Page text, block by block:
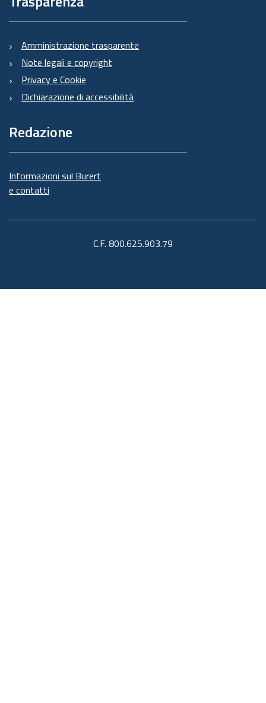
Amministrazione trasparente
Note legali e copyright
Privacy e Cookie
Dichiarazione di accessibilità
Redazione
Informazioni sul Burert
e contatti
C.F. 800.625.903.79